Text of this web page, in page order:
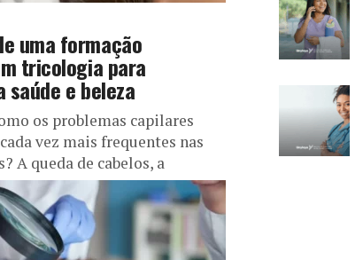
uma formação
tricologia para
e beleza
os problemas capilares
vez mais frequentes nas
A queda de cabelos, a
e...